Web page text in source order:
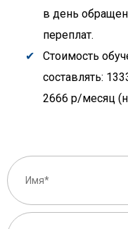
в день
переплат.
Стоимость
составлять:
2666 р/месяц